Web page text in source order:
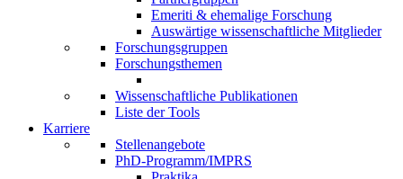
Emeriti & ehemalige Forschung
Auswärtige wissenschaftliche Mitglieder
Forschungsgruppen
Forschungsthemen
Wissenschaftliche Publikationen
Liste der Tools
Karriere
Stellenangebote
PhD-Programm/IMPRS